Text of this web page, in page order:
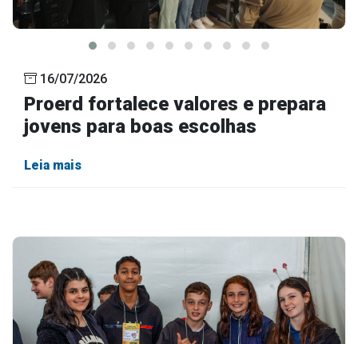
16/07/2026
Proerd fortalece valores e prepara
jovens para boas escolhas
Leia mais